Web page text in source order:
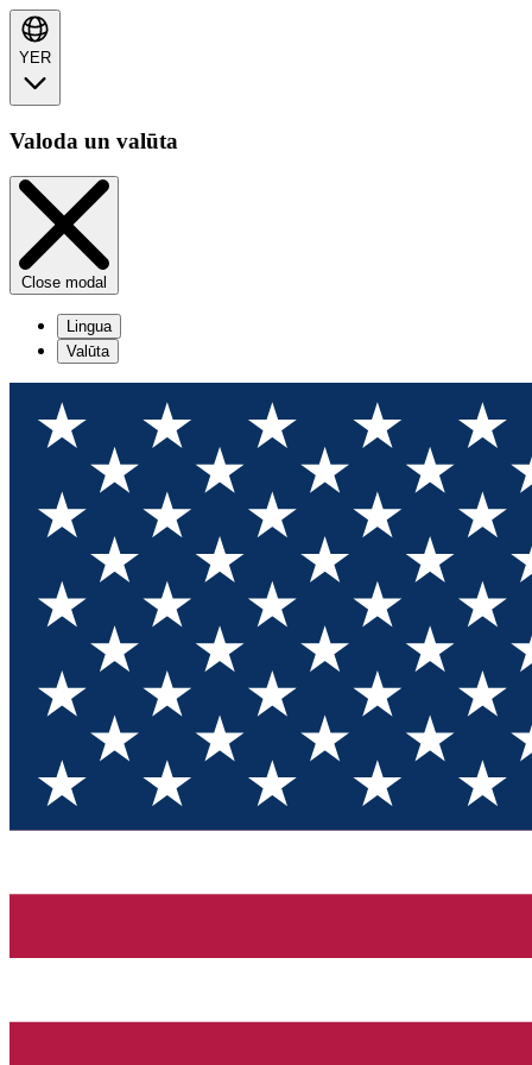
YER
Valoda un valūta
Close modal
Lingua
Valūta